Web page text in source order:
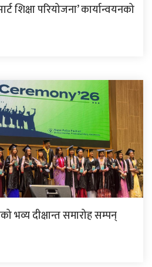
शिक्षा परियोजना’ कार्यान्वयनको
दीक्षान्त समारोह सम्पन्